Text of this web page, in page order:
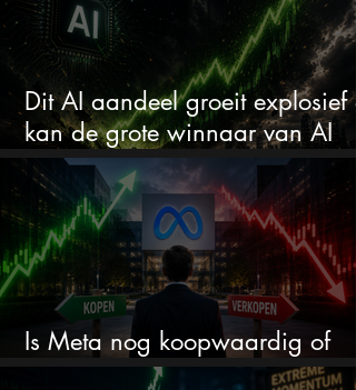
Dit AI aandeel groeit explosief
kan de grote winnaar van AI
worden
Is Meta nog koopwaardig of
wordt het tijd om te verkopen?